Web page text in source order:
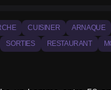
CUISINER ARNAQUE
SORTIES RESTAURANT